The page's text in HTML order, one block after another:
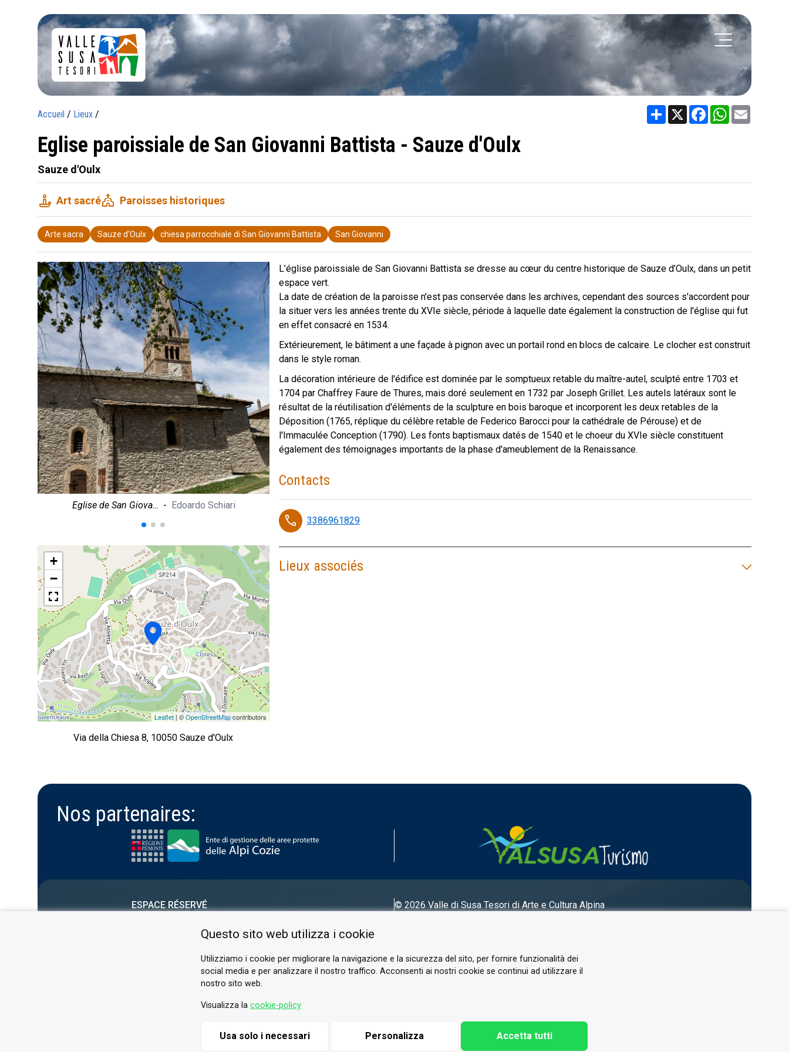
Accueil / Lieux / Share X FacebookWhatsApp
Eglise paroissiale de San Giovanni Battista - Sauze d'Oulx
Sauze d'Oulx
candle Art sacréchurch Paroisses historiques
Arte sacra Sauze d'Oulx chiesa parrocchiale di San Giovanni Battista San Giovanni
Eglise de San Giova… - Edoardo Schiari
+
−
Leaflet| ©OpenStreetMapcontributors
Via della Chiesa 8, 10050 Sauze d'Oulx
L’église paroissiale de San Giovanni Battista se dresse au cœur du centre historique de Sauze d’Oulx, dans un petit
espace vert.
La date de création de la paroisse n'est pas conservée dans les archives, cependant des sources s'accordent pour
la situer vers les années trente du XVIe siècle, période à laquelle date également la construction de l'église qui fut
en effet consacré en 1534.
Extérieurement, le bâtiment a une façade à pignon avec un portail rond en blocs de calcaire. Le clocher est construit
dans le style roman.
La décoration intérieure de l'édifice est dominée par le somptueux retable du maître-autel, sculpté entre 1703 et
1704 par Chaffrey Faure de Thures, mais doré seulement en 1732 par Joseph Grillet. Les autels latéraux sont le
résultat de la réutilisation d'éléments de la sculpture en bois baroque et incorporent les deux retables de la
Déposition (1765, réplique du célèbre retable de Federico Barocci pour la cathédrale de Pérouse) et de
l'Immaculée Conception (1790). Les fonts baptismaux datés de 1540 et le choeur du XVIe siècle constituent
également des témoignages importants de la phase d'ameublement de la Renaissance.
Contacts
phone 3386961829
Lieux associés
Nos partenaires:
ESPACE RÉSERVÉ
© 2026 Valle di SusaTesori di Arte e Cultura Alpina
Questo sito web utilizza i cookie
Utilizziamo i cookie per migliorare la navigazione e la sicurezza del sito, per fornire funzionalità dei
social media e per analizzare il nostro traffico. Acconsenti ai nostri cookie se continui ad utilizzare il
nostro sito web.
Visualizza la cookie-policy
Usa solo i necessari Personalizza Accetta tutti